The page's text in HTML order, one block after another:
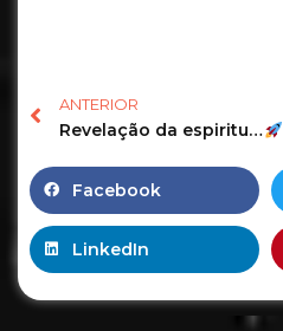
ANTERIOR
Revelação da espiritualidade para você Tarot de Hoje #shorts #tarot #tarotdehoje
Facebook
LinkedIn